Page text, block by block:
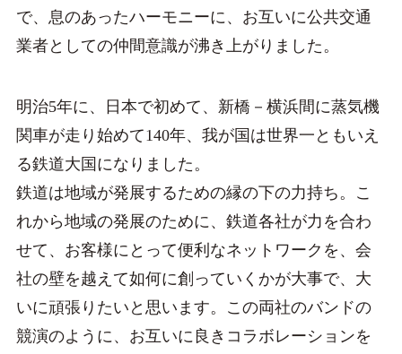
で、息のあったハーモニーに、お互いに公共交通
業者としての仲間意識が沸き上がりました。
明治5年に、日本で初めて、新橋－横浜間に蒸気機
関車が走り始めて140年、我が国は世界一ともいえ
る鉄道大国になりました。
鉄道は地域が発展するための縁の下の力持ち。こ
れから地域の発展のために、鉄道各社が力を合わ
せて、お客様にとって便利なネットワークを、会
社の壁を越えて如何に創っていくかが大事で、大
いに頑張りたいと思います。この両社のバンドの
競演のように、お互いに良きコラボレーションを